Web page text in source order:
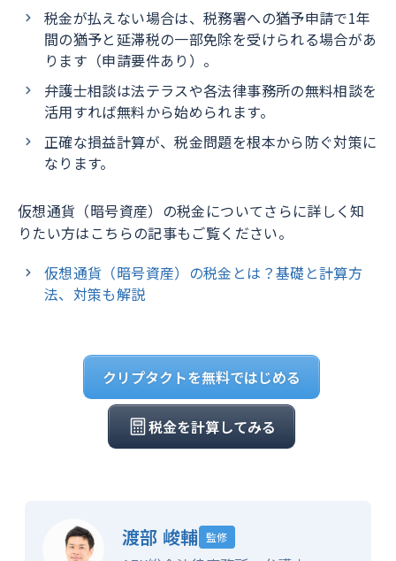
税金が払えない場合は、税務署への猶予申請で1年
間の猶予と延滞税の一部免除を受けられる場合があ
ります（申請要件あり）。
弁護士相談は法テラスや各法律事務所の無料相談を
活用すれば無料から始められます。
正確な損益計算が、税金問題を根本から防ぐ対策に
なります。
仮想通貨（暗号資産）の税金についてさらに詳しく知
りたい方はこちらの記事もご覧ください。
仮想通貨（暗号資産）の税金とは？基礎と計算方
法、対策も解説
クリプタクトを無料ではじめる
税金を計算してみる
渡部 峻輔 監修